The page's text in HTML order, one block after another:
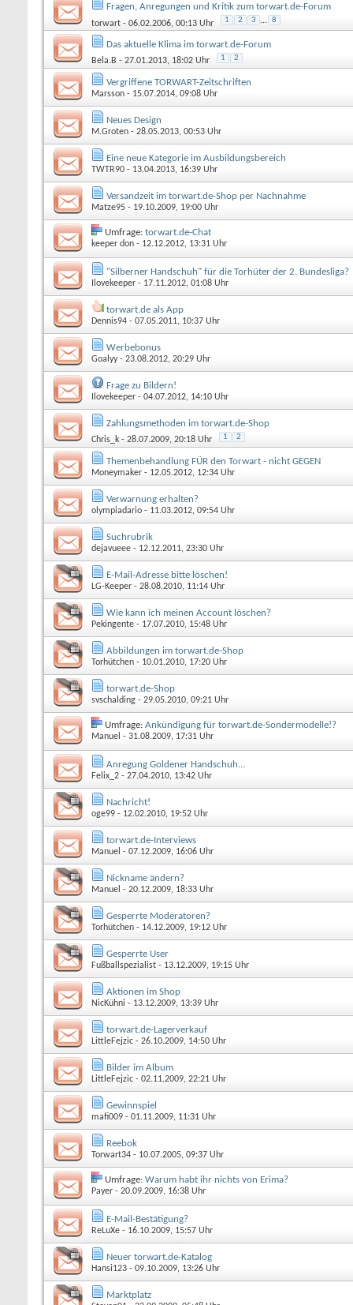
Fragen, Anregungen und Kritik zum torwart.de-Forum
torwart - 06.02.2006, 00:13 Uhr 1 2 3 ... 8
Das aktuelle Klima im torwart.de-Forum
Bela.B - 27.01.2013, 18:02 Uhr 1 2
Vergriffene TORWART-Zeitschriften
Marsson - 15.07.2014, 09:08 Uhr
Neues Design
M.Groten - 28.05.2013, 00:53 Uhr
Eine neue Kategorie im Ausbildungsbereich
TWTR90 - 13.04.2013, 16:39 Uhr
Versandzeit im torwart.de-Shop per Nachnahme
Matze95 - 19.10.2009, 19:00 Uhr
Umfrage: torwart.de-Chat
keeper don - 12.12.2012, 13:31 Uhr
"Silberner Handschuh" für die Torhüter der 2. Bundesliga?
Ilovekeeper - 17.11.2012, 01:08 Uhr
torwart.de als App
Dennis94 - 07.05.2011, 10:37 Uhr
Werbebonus
Goalyy- 23.08.2012, 20:29 Uhr
Frage zu Bildern!
Ilovekeeper - 04.07.2012, 14:10 Uhr
Zahlungsmethoden im torwart.de-Shop
Chris_k - 28.07.2009, 20:18 Uhr 1 2
Themenbehandlung FÜR den Torwart - nicht GEGEN
Moneymaker - 12.05.2012, 12:34 Uhr
Verwarnung erhalten?
olympiadario - 11.03.2012, 09:54 Uhr
Suchrubrik
dejavueee - 12.12.2011, 23:30 Uhr
E-Mail-Adresse bitte löschen!
LG-Keeper - 28.08.2010, 11:14 Uhr
Wie kann ich meinen Account löschen?
Pekingente - 17.07.2010, 15:48 Uhr
Abbildungen im torwart.de-Shop
Torhütchen - 10.01.2010, 17:20 Uhr
torwart.de-Shop
svschalding - 29.05.2010, 09:21 Uhr
Umfrage: Ankündigung für torwart.de-Sondermodelle!?
Manuel - 31.08.2009, 17:31 Uhr
Anregung Goldener Handschuh...
Felix_2 - 27.04.2010, 13:42 Uhr
Nachricht!
oge99 - 12.02.2010, 19:52 Uhr
torwart.de-Interviews
Manuel - 07.12.2009, 16:06 Uhr
Nickname ändern?
Manuel - 20.12.2009, 18:33 Uhr
Gesperrte Moderatoren?
Torhütchen - 14.12.2009, 19:12 Uhr
Gesperrte User
Fußballspezialist - 13.12.2009, 19:15 Uhr
Aktionen im Shop
NicKühni - 13.12.2009, 13:39 Uhr
torwart.de-Lagerverkauf
LittleFejzic - 26.10.2009, 14:50 Uhr
Bilder im Album
LittleFejzic - 02.11.2009, 22:21 Uhr
Gewinnspiel
mafi009 - 01.11.2009, 11:31 Uhr
Reebok
Torwart34 - 10.07.2005, 09:37 Uhr
Umfrage: Warum habt ihr nichts von Erima?
Payer - 20.09.2009, 16:38 Uhr
E-Mail-Bestätigung?
ReLuXe - 16.10.2009, 15:57 Uhr
Neuer torwart.de-Katalog
Hansi123 - 09.10.2009, 13:26 Uhr
Marktplatz